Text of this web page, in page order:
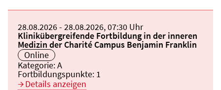
Beginn:
28.08.2026Ende und Anfangszeit:
- 28.08.2026,07:30 Uhr
Veranstaltungstitel:
Klinikübergreifende Fortbildung in der inneren
Medizin der Charité Campus Benjamin Franklin
Veranstaltungsort:
Online
Kategorie:A
Fortbildungspunkte: 1
Details anzeigen